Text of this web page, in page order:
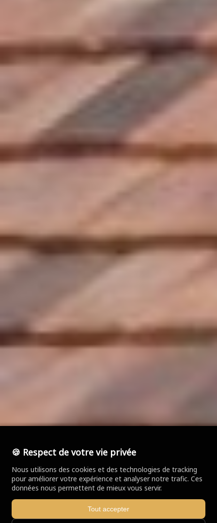
🍪 Respect de votre vie privée
Nous utilisons des cookies et des technologies de tracking
pour améliorer votre expérience et analyser notre trafic. Ces
données nous permettent de mieux vous servir.
Tout accepter